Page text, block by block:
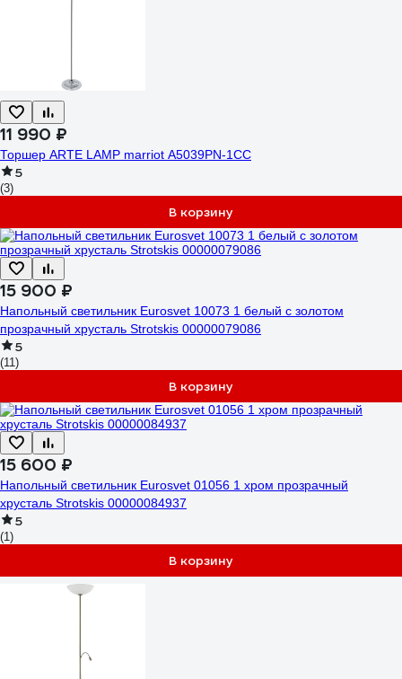
11 990 ₽
Торшер ARTE LAMP marriot A5039PN-1CC
5
(3)
В корзину
15 900 ₽
Напольный светильник Eurosvet 10073 1 белый с золотом
прозрачный хрусталь Strotskis 00000079086
5
(11)
В корзину
15 600 ₽
Напольный светильник Eurosvet 01056 1 хром прозрачный
хрусталь Strotskis 00000084937
5
(1)
В корзину